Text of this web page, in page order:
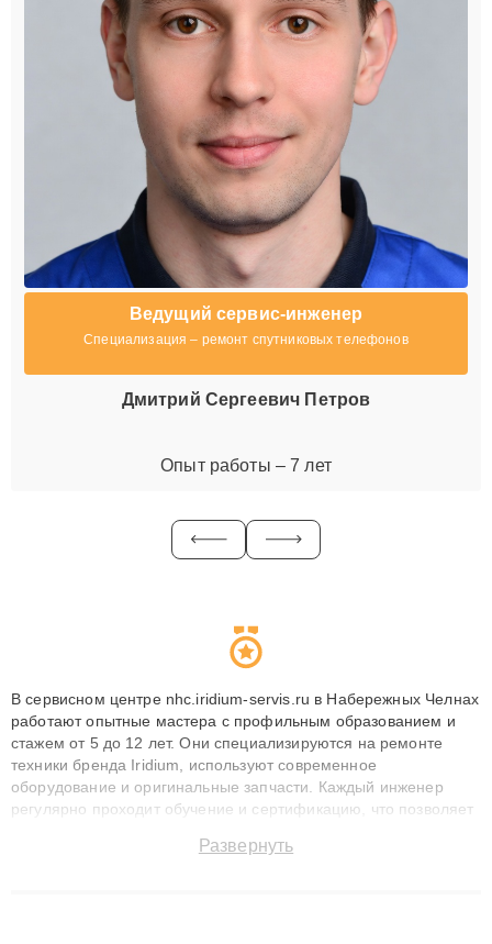
Ведущий сервис-инженер
Специализация – ремонт спутниковых телефонов
Дмитрий Сергеевич Петров
Опыт работы – 7 лет
В сервисном центре nhc.iridium-servis.ru в Набережных Челнах
работают опытные мастера с профильным образованием и
стажем от 5 до 12 лет. Они специализируются на ремонте
техники бренда Iridium, используют современное
оборудование и оригинальные запчасти. Каждый инженер
регулярно проходит обучение и сертификацию, что позволяет
технику с сохранением гарантии до 3 лет. Наши мастера
Развернуть